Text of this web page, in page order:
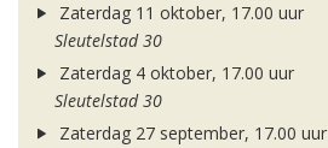
Zaterdag 11 oktober, 17.00 uur
Sleutelstad 30
Zaterdag 4 oktober, 17.00 uur
Sleutelstad 30
Zaterdag 27 september, 17.00 uur